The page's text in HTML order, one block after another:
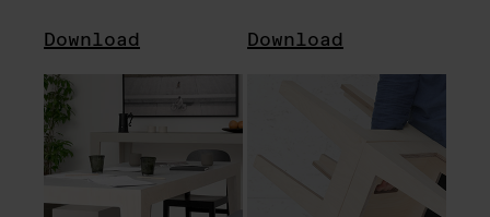
Download Download